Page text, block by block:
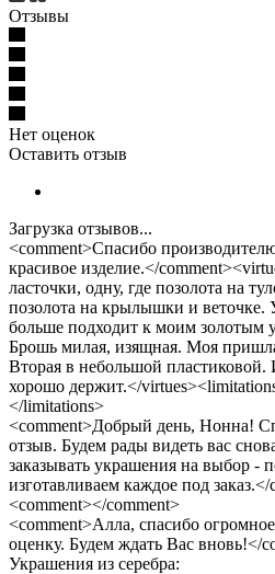
Отзывы
Нет оценок
Оставить отзыв
Загрузка отзывов...
<comment>Спасибо
красивое изделие.</
ласточки, одну, где позолота на
позолота на крылышки и веточке.
больше подходит к моим золотым
Брошь милая, изящная. Моя
Вторая в небольшой пластиковой.
хорошо держит.</
</limitations>
<comment>Добрый день, Нонна!
отзыв. Будем рады видеть вас
заказывать украшения на выбор -
изготавливаем каждое под заказ.</
<comment></comment>
<comment>Алла, спасибо
оценку. Будем ждать Вас вновь!</
Украшения из серебра: